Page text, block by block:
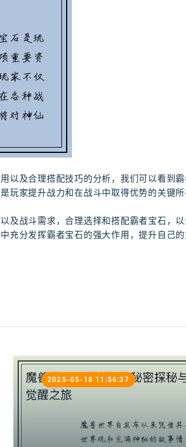
以及合理搭配技巧的分析，我们可以看到
玩家提升战力和在战斗中取得优势的关键所
及战斗需求，合理选择和搭配霸者宝石，
充分发挥霸者宝石的强大作用，提升自己
2025-05-18 11:56:37